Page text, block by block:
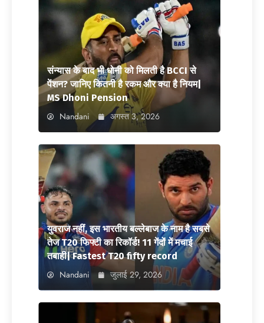
संन्यास के बाद भी धोनी को मिलती है BCCI से
पेंशन? जानिए कितनी है रकम और क्या है नियम|
MS Dhoni Pension
Nandani अगस्त 3, 2026
युवराज नहीं, इस भारतीय बल्लेबाज के नाम है सबसे
तेज T20 फिफ्टी का रिकॉर्ड! 11 गेंदों में मचाई
तबाही| Fastest T20 fifty record
Nandani जुलाई 29, 2026